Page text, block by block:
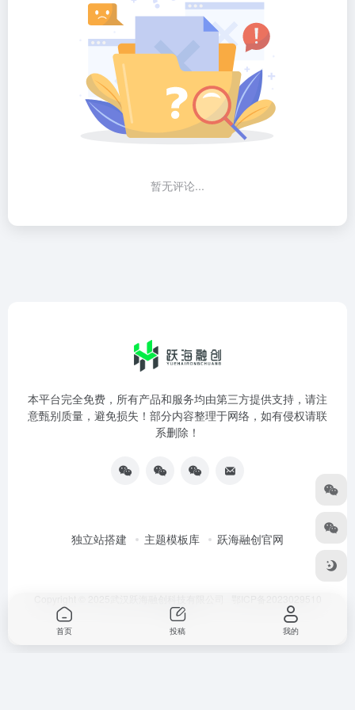
暂无评论...
本平台完全免费，所有产品和服务均由第三方提供支持，请注
意甄别质量，避免损失！部分内容整理于网络，如有侵权请联
系删除！
独立站搭建 主题模板库 跃海融创官网
号-3
首页 投稿 我的